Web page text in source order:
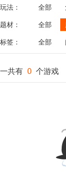
玩法： 全部
飞行
题材： 全部
标签： 全部
一共有 0 个游戏